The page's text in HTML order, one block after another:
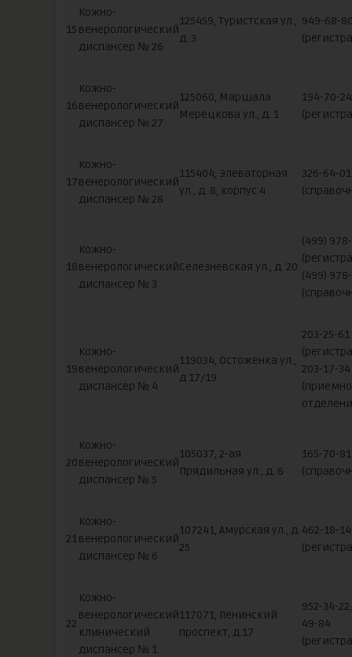
15
Кожно-
венерологический
диспансер № 26
125459, Туристская ул.,
д. 3
949-68-
16
Кожно-
венерологический
диспансер № 27
125060, Маршала
Мерецкова ул., д. 1
194-70-24
17
Кожно-
венерологический
диспансер № 28
115404, Элеваторная
ул., д. 8, корпус 4
326-64-01
18
Кожно-
венерологический
диспансер № 3
Селезневская ул., д. 20
(499)
(499)
19
Кожно-
венерологический
диспансер № 4
119034, Остоженка ул.,
д 17/19
203-25-61
203-17-34
20
Кожно-
венерологический
диспансер № 5
105037, 2-ая
Прядильная ул., д. 6
165-70-81
21
Кожно-
венерологический
диспансер № 6
107241, Амурская ул., д.
25
462-18-14
22
Кожно-
венерологический
клинический
диспансер № 1
117071, Ленинский
проспект, д.17
952-34-
49-84